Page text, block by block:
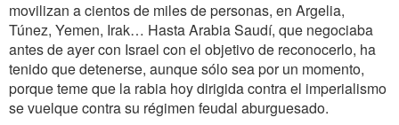
movilizan a cientos de miles de personas, en Argelia,
Túnez, Yemen, Irak… Hasta Arabia Saudí, que negociaba
antes de ayer con Israel con el objetivo de reconocerlo, ha
tenido que detenerse, aunque sólo sea por un momento,
porque teme que la rabia hoy dirigida contra el imperialismo
se vuelque contra su régimen feudal aburguesado.